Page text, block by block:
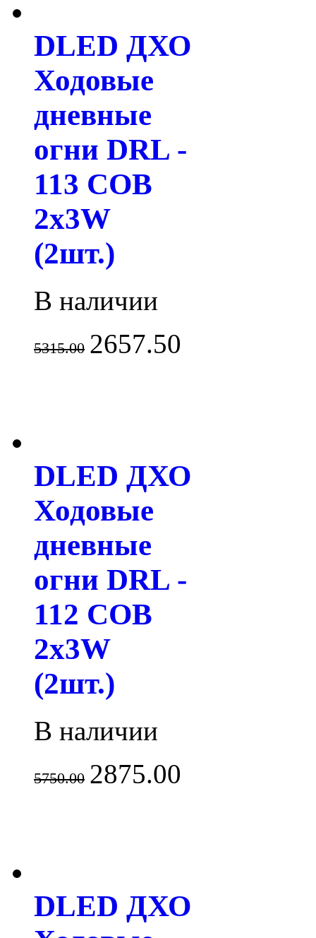
DLED ДХО
Ходовые
дневные
огни DRL -
113 COB
2x3W
(2шт.)
В наличии
5315.00 2657.50
DLED ДХО
Ходовые
дневные
огни DRL -
112 COB
2x3W
(2шт.)
В наличии
5750.00 2875.00
DLED ДХО